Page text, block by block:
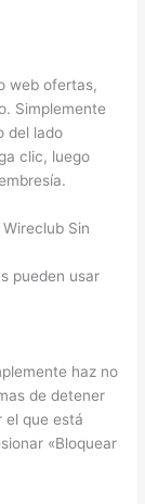
web ofertas,
Simplemente
del lado
clic, luego
Sin
pueden usar
haz no
de detener
el que está
«Bloquear